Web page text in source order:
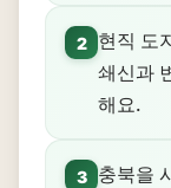
2
현직 도
쇄신과
해요.
3
충북을